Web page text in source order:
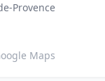
Provence
Maps